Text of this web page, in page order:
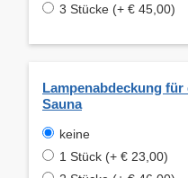
3 Stücke (+ € 45,00)
Lampenabdeckung für
Sauna
keine
1 Stück (+ € 23,00)